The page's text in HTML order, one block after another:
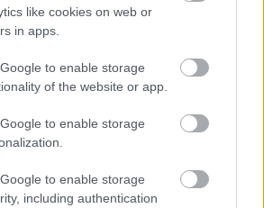
like cookies on web or
in apps.
to enable storage
of the website or app.
to enable storage
to enable storage
including authentication